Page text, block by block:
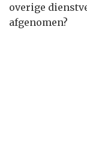
overige
afgenomen?